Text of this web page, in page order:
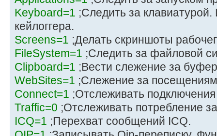
Keyboard=1 ;Следить за
кейлоггера.
Screens=1 ;Делать скриншоты
FileSystem=1 ;Следить за файловой
Clipboard=1 ;Вести слежение за
WebSites=1 ;Слежение за
Connect=1 ;Отслеживать подключения
Traffic=0 ;Отслеживать потребление
ICQ=1 ;Перехват сообщений ICQ.